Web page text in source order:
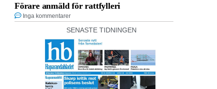
Förare anmäld för rattfylleri
Inga kommentarer
SENASTE TIDNINGEN